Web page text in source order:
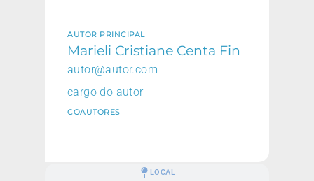
LOCAL
AUTOR PRINCIPAL
Marieli Cristiane Centa Fin
autor@autor.com
cargo do autor
COAUTORES